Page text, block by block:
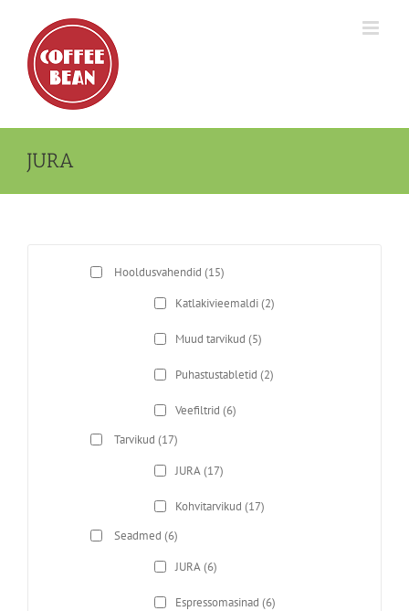
content
JURA
Hooldusvahendid (15)
Katlakivieemaldi(2)
Muud tarvikud (5)
Puhastustabletid (2)
Veefiltrid (6)
Tarvikud (17)
JURA(17)
Kohvitarvikud (17)
Seadmed (6)
JURA(6)
Espressomasinad (6)